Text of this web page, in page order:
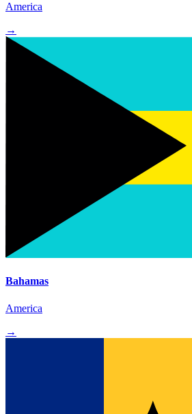
America
→
Bahamas
America
→